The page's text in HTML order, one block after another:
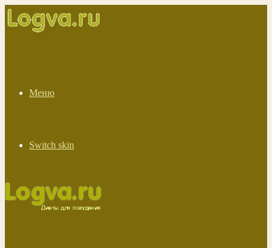
Меню
Switch skin